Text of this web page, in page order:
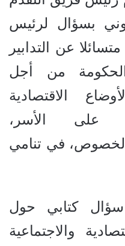
بسؤال لرئيس
عن التدابير
من أجل
الاقتصادية
على الأسر،
في تنامي
كتابي حول
والاجتماعية